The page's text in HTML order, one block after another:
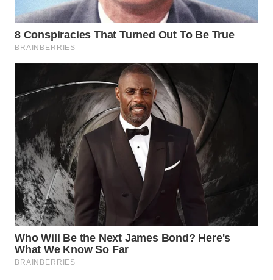
WN
BOROBUDUR
MADURA
SURABAYA
WN
NATUNA
WN
BINTAN
WN